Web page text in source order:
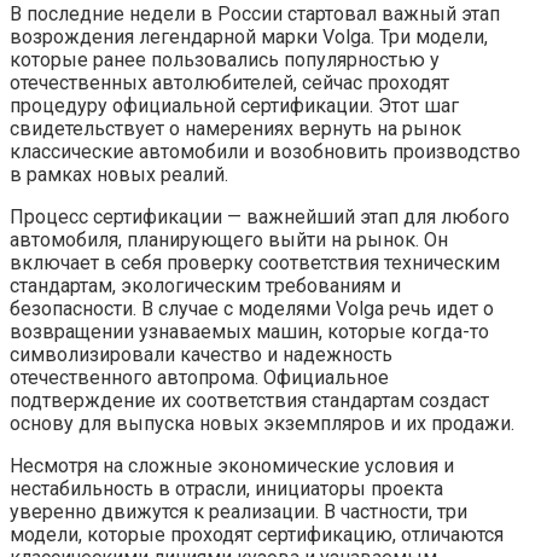
В последние недели в России стартовал важный этап
возрождения легендарной марки Volga. Три модели,
которые ранее пользовались популярностью у
отечественных автолюбителей, сейчас проходят
процедуру официальной сертификации. Этот шаг
свидетельствует о намерениях вернуть на рынок
классические автомобили и возобновить производство
в рамках новых реалий.
Процесс сертификации — важнейший этап для любого
автомобиля, планирующего выйти на рынок. Он
включает в себя проверку соответствия техническим
стандартам, экологическим требованиям и
безопасности. В случае с моделями Volga речь идет о
возвращении узнаваемых машин, которые когда-то
символизировали качество и надежность
отечественного автопрома. Официальное
подтверждение их соответствия стандартам создаст
основу для выпуска новых экземпляров и их продажи.
Несмотря на сложные экономические условия и
нестабильность в отрасли, инициаторы проекта
уверенно движутся к реализации. В частности, три
модели, которые проходят сертификацию, отличаются